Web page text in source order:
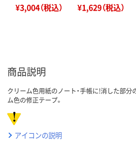
¥3,004（税込） ¥1,629（税込）
商品説明
クリーム色用紙のノート・手帳に!消した部分
ム色の修正テープ。
アイコンの説明